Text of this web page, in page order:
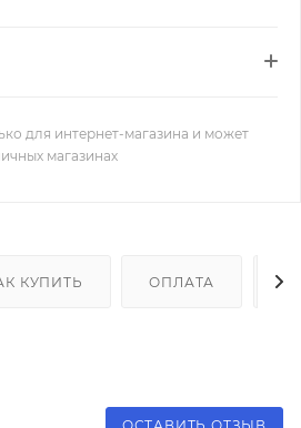
для интернет-магазина и может
магазинах
КУПИТЬ ОПЛАТА